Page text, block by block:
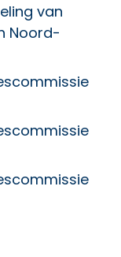
van
Noord-